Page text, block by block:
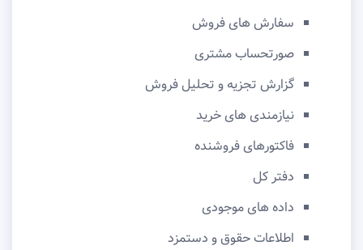
سفارش های فروش
صورتحساب مشتری
گزارش تجزیه و تحلیل فروش
نیازمندی های خرید
فاکتورهای فروشنده
دفتر کل
داده های موجودی
اطلاعات حقوق و دستمزد